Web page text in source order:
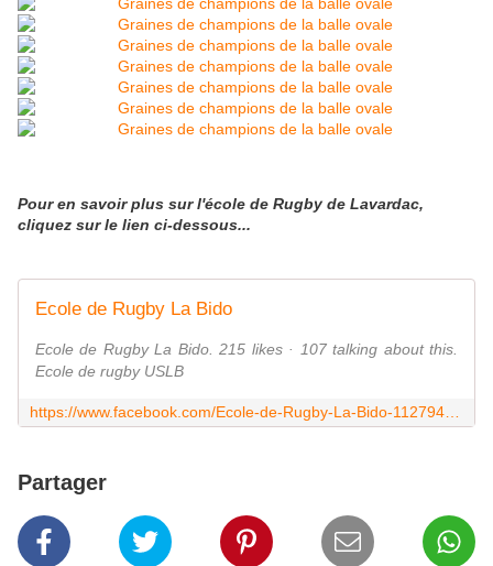
Pour en savoir plus sur l'école de Rugby de Lavardac,
cliquez sur le lien ci-dessous...
Ecole de Rugby La Bido
Ecole de Rugby La Bido. 215 likes · 107 talking about this.
Ecole de rugby USLB
Partager